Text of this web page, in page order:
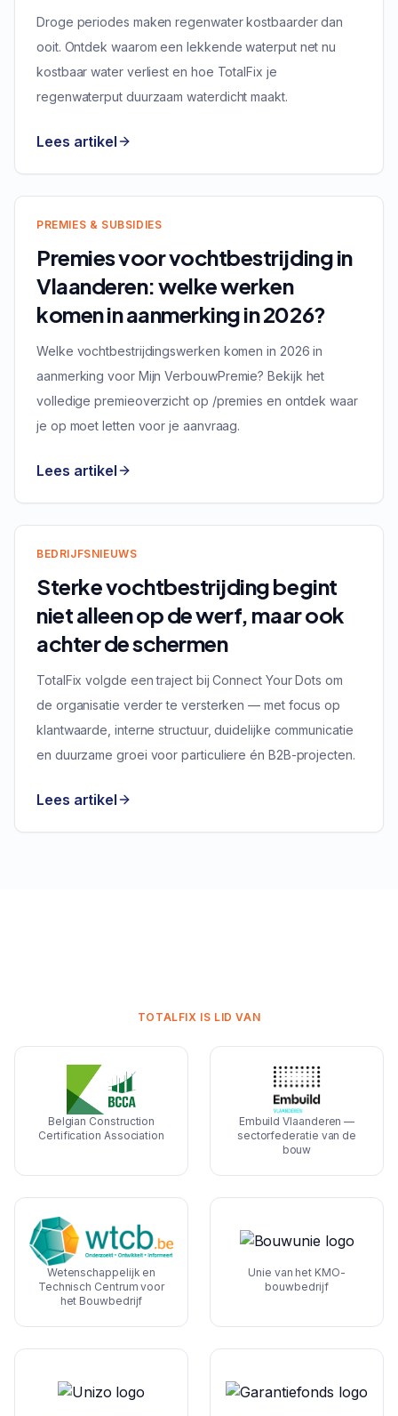
Droge periodes maken regenwater kostbaarder dan
ooit. Ontdek waarom een lekkende waterput net nu
kostbaar water verliest en hoe TotalFix je
regenwaterput duurzaam waterdicht maakt.
Lees artikel
PREMIES & SUBSIDIES
Premies voor vochtbestrijding in
Vlaanderen: welke werken
komen in aanmerking in 2026?
Welke vochtbestrijdingswerken komen in 2026 in
aanmerking voor Mijn VerbouwPremie? Bekijk het
volledige premieoverzicht op /premies en ontdek waar
je op moet letten voor je aanvraag.
Lees artikel
BEDRIJFSNIEUWS
Sterke vochtbestrijding begint
niet alleen op de werf, maar ook
achter de schermen
TotalFix volgde een traject bij Connect Your Dots om
de organisatie verder te versterken — met focus op
klantwaarde, interne structuur, duidelijke communicatie
en duurzame groei voor particuliere én B2B-projecten.
Lees artikel
TOTALFIX IS LID VAN
Belgian Construction
Certification Association
Embuild Vlaanderen —
sectorfederatie van de
bouw
Wetenschappelijk en
Technisch Centrum voor
het Bouwbedrijf
Unie van het KMO-
bouwbedrijf